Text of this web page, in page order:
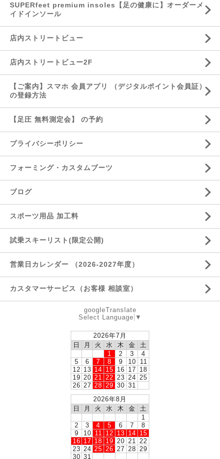
SUPERfeet premium insoles【足の健康に】オーダーメ
イドインソール
店内ストリートビュー
店内ストリートビュー2F
【ご案内】スマホ 会員アプリ （デジタルポイント会員証）
の登録方法
【足圧 無料測定会】 の予約
プライバシーポリシー
フォーミング・カスタムブーツ
ブログ
スポーツ用品 加工料
試乗スキーリスト(限定公開)
営業日カレンダー （2026-2027年度）
カスタマーサービス（お客様 相談室）
googleTranslate
Select Language ▼
2026年7月
日
月 火 水 木 金
土
1
2 3
4
5
6 7 8 9 10
11
12 13 14 15 16 17 18
19 20 21 22 23 24 25
26 27 28 29 30 31
2026年8月
日
月 火 水 木 金
土
1
2
3 4 5 6 7
8
9
10 11 12 13 14 15
16 17 18 19 20 21
22
23 24 25 26 27 28 29
30 31